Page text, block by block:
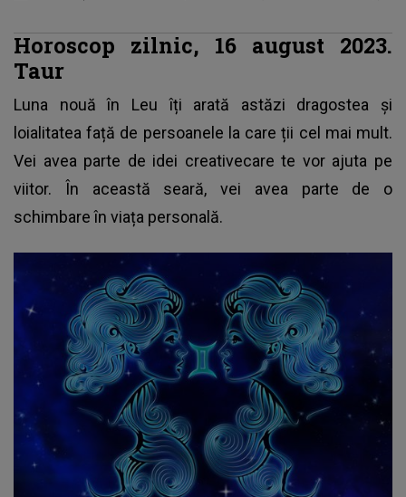
Horoscop zilnic, 16 august 2023.
Taur
Luna nouă în Leu îți arată astăzi dragostea și
loialitatea față de persoanele la care ții cel mai mult.
Vei avea parte de idei creativecare te vor ajuta pe
viitor. În această seară, vei avea parte de o
schimbare în viața personală.